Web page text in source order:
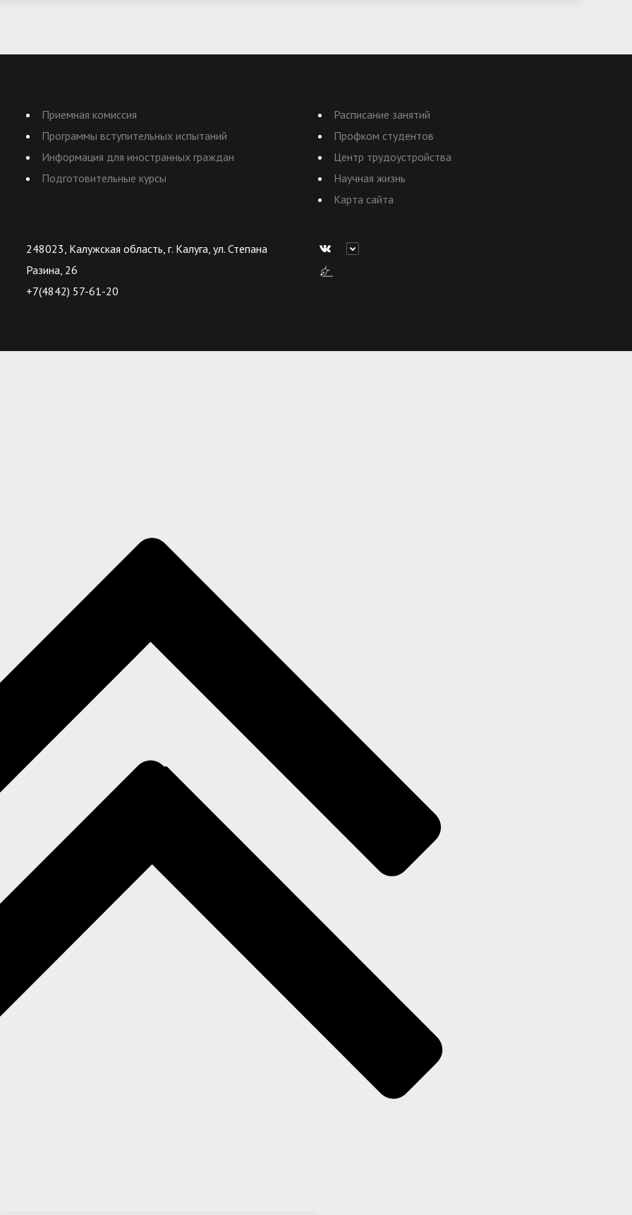
Приемная комиссия
Программы вступительных испытаний
Информация для иностранных граждан
Подготовительные курсы
Расписание занятий
Профком студентов
Центр трудоустройства
Научная жизнь
Карта сайта
248023, Калужская область, г. Калуга, ул. Степана
Разина, 26
+7(4842) 57-61-20